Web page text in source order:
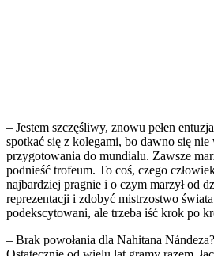
– Jestem szczęśliwy, znowu pełen
spotkać się z kolegami, bo dawno się
przygotowania do mundialu. Zawsze
podnieść trofeum. To coś, czego
najbardziej pragnie i o czym marzył od
reprezentacji i zdobyć mistrzostwo
podekscytowani, ale trzeba iść krok po
– Brak powołania dla Nahitana